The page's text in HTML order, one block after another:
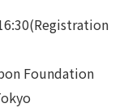
Foundation